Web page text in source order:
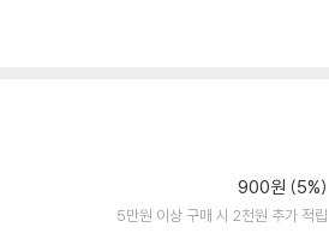
900원 (5%)
5만원 이상 구매 시 2천원 추가 적립